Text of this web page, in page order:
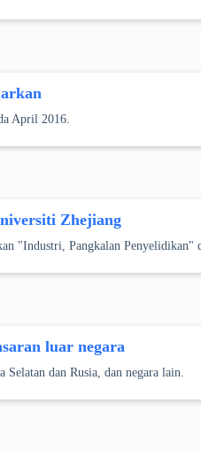
April 2016.
Zhejiang
"Industri, Pangkalan Penyelidikan"
luar negara
Selatan dan Rusia, dan negara lain.